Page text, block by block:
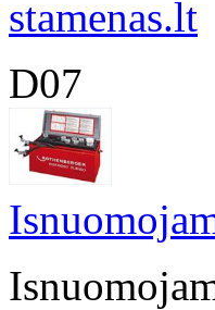
stamenas.lt
D07